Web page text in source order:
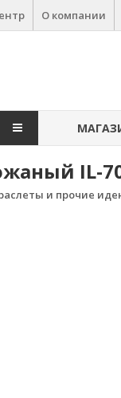
О компании
IL-
и прочие